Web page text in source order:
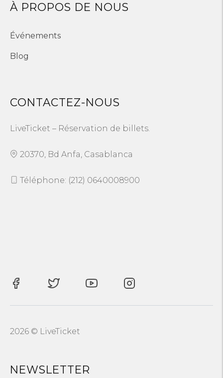
À PROPOS DE NOUS
Événements
Blog
CONTACTEZ-NOUS
LiveTicket – Réservation de billets.
20370, Bd Anfa, Casablanca
Téléphone: (212) 0640008900
2026 © LiveTicket
NEWSLETTER